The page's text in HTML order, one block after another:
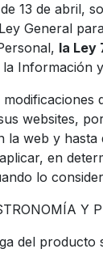
13 de abril,
General
la Ley
la Información
websites,
web y
en
lo
Y
del producto